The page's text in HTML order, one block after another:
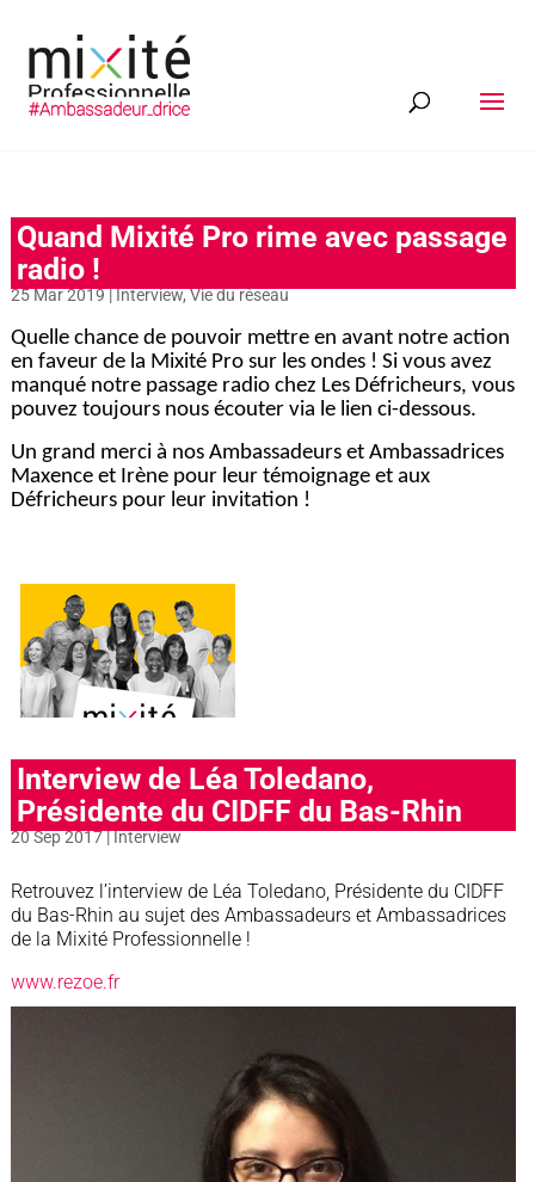
Quand Mixité Pro rime avec passage
radio !
25 Mar 2019|Interview,Vie du réseau
Quelle chance de pouvoir mettre en avant notre action
en faveur de la Mixité Pro sur les ondes ! Si vous avez
manqué notre passage radio chez Les Défricheurs, vous
pouvez toujours nous écouter via le lien ci-dessous.
Un grand merci à nos Ambassadeurs et Ambassadrices
Maxence et Irène pour leur témoignage et aux
Défricheurs pour leur invitation !
Interview de Léa Toledano,
Présidente du CIDFF du Bas-Rhin
20 Sep 2017|Interview
Retrouvez l’interview de Léa Toledano, Présidente du CIDFF
du Bas-Rhin au sujet des Ambassadeurs et Ambassadrices
de la Mixité Professionnelle !
www.rezoe.fr